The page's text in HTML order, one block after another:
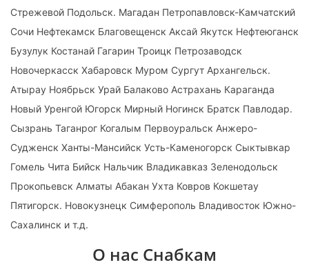
Стрежевой Подольск. Магадан Петропавловск-Камчатский
Сочи Нефтекамск Благовещенск Аксай Якутск Нефтеюганск
Бузулук Костанай Гагарин Троицк Петрозаводск
Новочеркасск Хабаровск Муром Сургут Архангельск.
Атырау Ноябрьск Урай Балаково Астрахань Караганда
Новый Уренгой Югорск Мирный Ногинск Братск Павлодар.
Сызрань Таганрог Когалым Первоуральск Анжеро-
Судженск Ханты-Мансийск Усть-Каменогорск Сыктывкар
Гомель Чита Бийск Нальчик Владикавказ Зеленодольск
Прокопьевск Алматы Абакан Ухта Ковров Кокшетау
Пятигорск. Новокузнецк Симферополь Владивосток Южно-
Сахалинск и т.д.
О нас Снабкам